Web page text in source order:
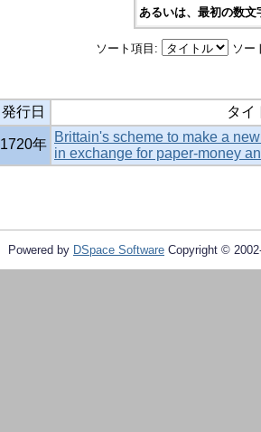
あるいは、最初の数
ソート項目: ソー
発行日 タイ
1720年 Brittain's scheme to make a
in exchange for paper-money
Powered by DSpace Software Copyright ©